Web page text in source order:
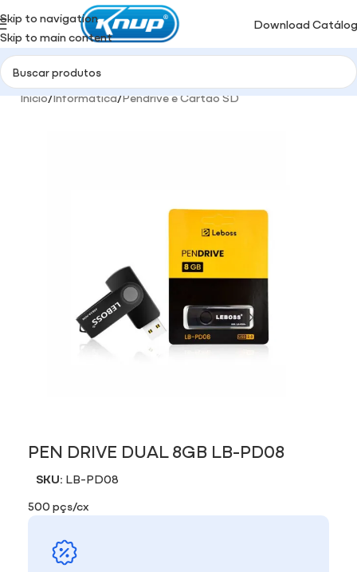
Skip to navigation
Skip to main content
Download
Início/Informática/Pendrive e Cartão SD
PEN DRIVE DUAL 8GB LB-PD08
SKU: LB-PD08
500 pçs/cx